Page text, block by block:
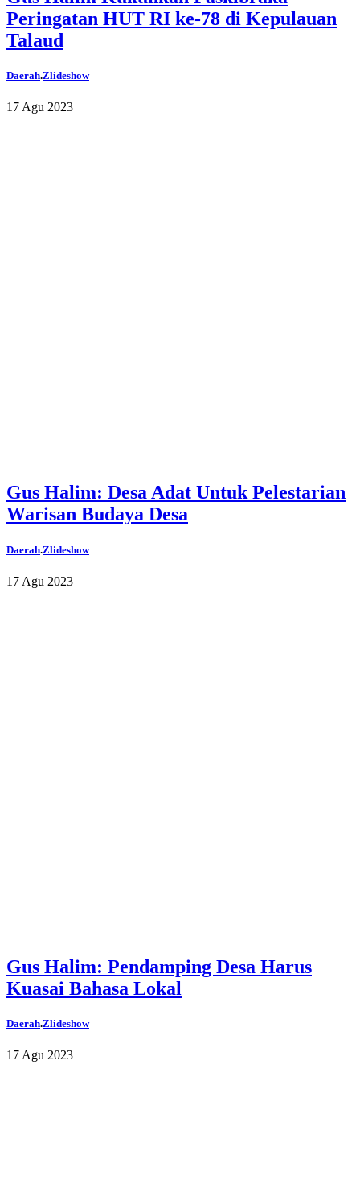
Peringatan HUT RI ke-78 di Kepulauan
Talaud
Daerah.Zlideshow
17 Agu 2023
Gus Halim: Desa Adat Untuk Pelestarian
Warisan Budaya Desa
Daerah.Zlideshow
17 Agu 2023
Gus Halim: Pendamping Desa Harus
Kuasai Bahasa Lokal
Daerah.Zlideshow
17 Agu 2023